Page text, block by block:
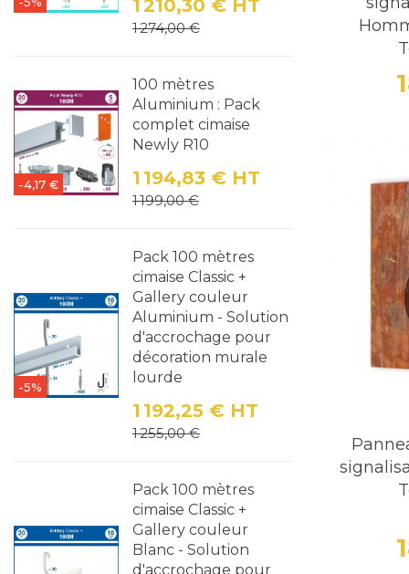
Prix
1 210,30 € HT
Prix de base
1 274,00 €
-4,17 €
100 mètres
Aluminium : Pack
complet cimaise
Newly R10
Prix
1 194,83 € HT
Prix de base
1 199,00 €
-5%
Pack 100 mètres
cimaise Classic +
Gallery couleur
Aluminium - Solution
d'accrochage pour
décoration murale
lourde
Prix
1 192,25 € HT
Prix de base
1 255,00 €
Pack 100 mètres
cimaise Classic +
Gallery couleur
Blanc - Solution
d'accrochage pour
pré-
adaptée
Boutiques et
Résidences
Entretien
Grâce à
peu
éclat. Ils
les
durable,
Les